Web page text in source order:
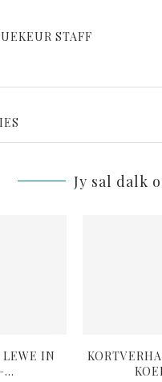
STAFF
Jy sal dalk
LEWE IN